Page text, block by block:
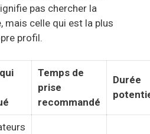
pas chercher la
mais celle qui est la plus
profil.
Temps de
prise
recommandé
Durée